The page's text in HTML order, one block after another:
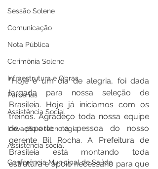
Sessão Solene
Comunicação
Nota Pública
Cerimônia Solene
Infraestrutura e Obras
Parcerias
Assistência Social
Inovação e tecnologia
Assistência social
Conferência Municipal de Saúde
"Hoje é um dia de alegria, foi dada
largada para nossa seleção de
Brasileia. Hoje já iniciamos com os
treinos. Agradeço toda nossa equipe
de esporte na pessoa do nosso
gerente Bil Rocha. A Prefeitura de
Brasileia está montando toda
estrutura e apoio necessário para que